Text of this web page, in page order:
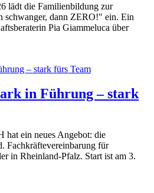
lädt die Familienbildung zur
schwanger, dann ZERO!" ein. Ein
Pia Giammeluca über
in Führung – stark
ein neues Angebot: die
Fachkräftevereinbarung für
in Rheinland-Pfalz. Start ist am 3.